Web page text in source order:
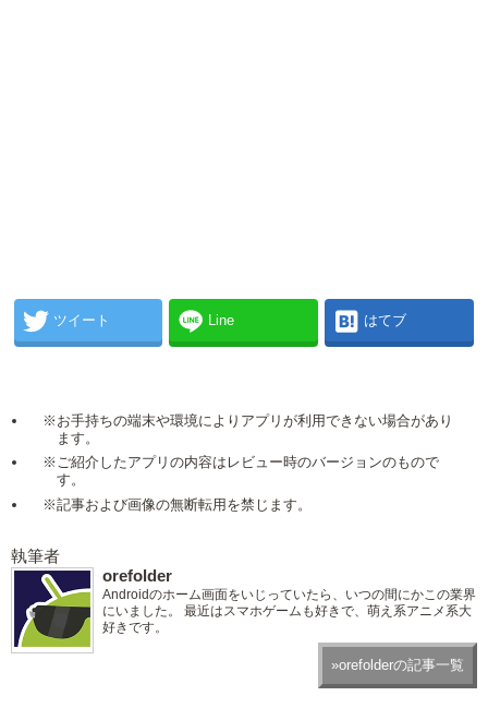
ツイート Line はてブ
※お手持ちの端末や環境によりアプリが利用できない場合があり
ます。
※ご紹介したアプリの内容はレビュー時のバージョンのもので
す。
※記事および画像の無断転用を禁じます。
執筆者
orefolder
Androidのホーム画面をいじっていたら、いつの間にかこの業界
にいました。 最近はスマホゲームも好きで、萌え系アニメ系大
好きです。
»orefolderの記事一覧